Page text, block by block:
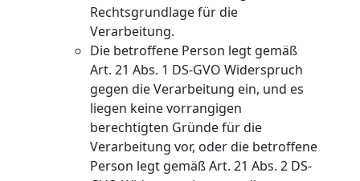
Rechtsgrundlage für die
Verarbeitung.
Die betroffene Person legt gemäß
Art. 21 Abs. 1 DS-GVO Widerspruch
gegen die Verarbeitung ein, und es
liegen keine vorrangigen
berechtigten Gründe für die
Verarbeitung vor, oder die betroffene
Person legt gemäß Art. 21 Abs. 2 DS-